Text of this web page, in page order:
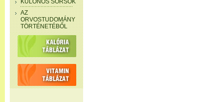
KÜLÖNÖS SORSOK
AZ
ORVOSTUDOMÁNY
TÖRTÉNETÉBŐL